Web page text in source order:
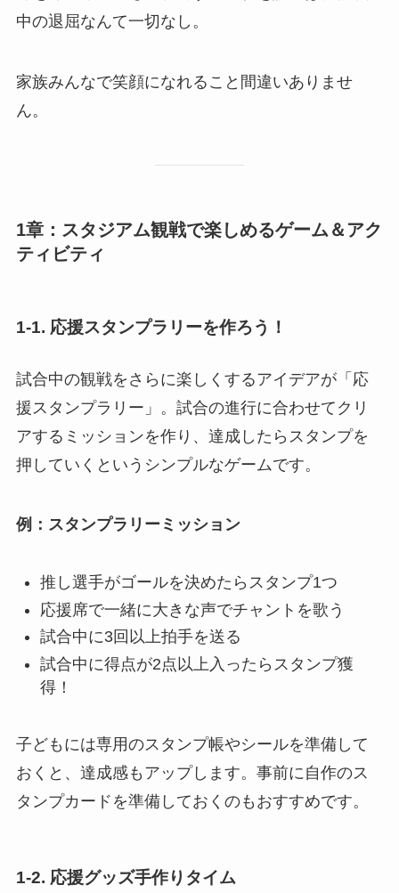
中の退屈なんて一切なし。
家族みんなで笑顔になれること間違いありませ
ん。
1章：スタジアム観戦で楽しめるゲーム＆アク
ティビティ
1-1. 応援スタンプラリーを作ろう！
試合中の観戦をさらに楽しくするアイデアが「応
援スタンプラリー」。試合の進行に合わせてクリ
アするミッションを作り、達成したらスタンプを
押していくというシンプルなゲームです。
例：スタンプラリーミッション
推し選手がゴールを決めたらスタンプ1つ
応援席で一緒に大きな声でチャントを歌う
試合中に3回以上拍手を送る
試合中に得点が2点以上入ったらスタンプ獲
得！
子どもには専用のスタンプ帳やシールを準備して
おくと、達成感もアップします。事前に自作のス
タンプカードを準備しておくのもおすすめです。
1-2. 応援グッズ手作りタイム